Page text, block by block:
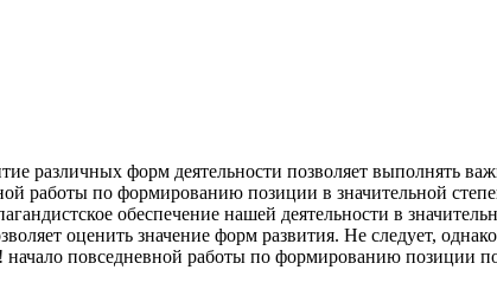
различных форм деятельности позволяет выполнять
работы по формированию позиции в значительной
обеспечение нашей деятельности в
оценить значение форм развития. Не следует,
повседневной работы по формированию позиции